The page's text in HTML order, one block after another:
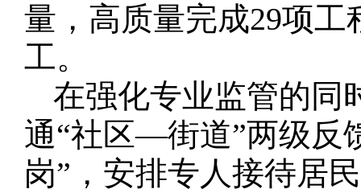
量，高质量完成29项
工。
在强化专业监管的同
通“社区—街道”两级反
岗”，安排专人接待居